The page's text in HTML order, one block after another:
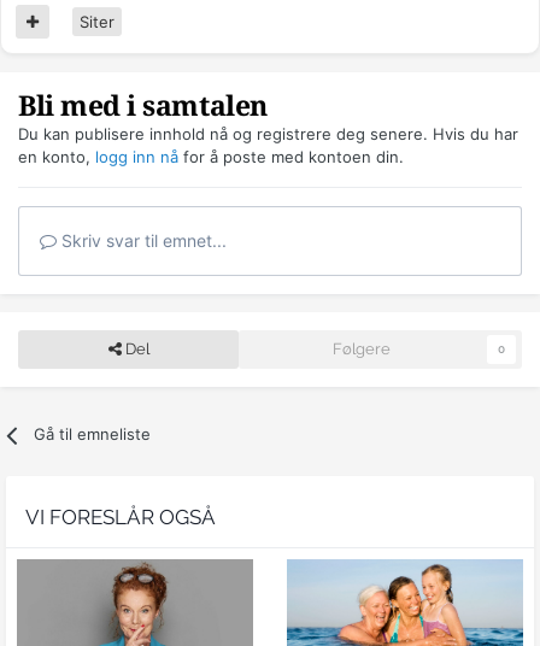
Siter
Bli med i samtalen
Du kan publisere innhold nå og registrere deg senere. Hvis du har
en konto, logg inn nå for å poste med kontoen din.
Skriv svar til emnet...
Del Følgere 0
Gå til emneliste
VI FORESLÅR OGSÅ